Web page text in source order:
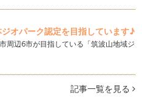
の多い本からはじめ、その本の
本として…
て欲しい、お家でも英語の練習
オパーク認定を目指しています♪
周辺6市が目指している「筑波山地域ジ
記事一覧を見る